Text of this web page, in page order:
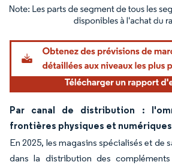
Image © Mordor Intelligence. La réutilisation
Par canal de distribution :
frontières physiques et numériques
En 2025, les magasins spécialisés et de
dans la distribution des